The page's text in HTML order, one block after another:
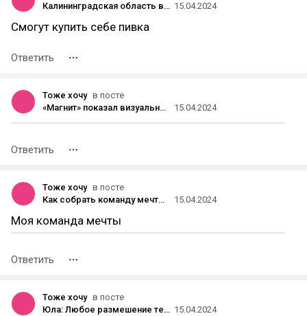
Калининградская область введёт меры поддержки для репатриантов — они смогут разово получить 32 тысячи рублей 15.04.2024
Смогут купить себе пивка
Ответить
Тоже хочу в посте
«Магнит» показал визуальное оформление «Магнит Маркета», который развивают на базе KazanExpress
15.04.2024
Ответить
Тоже хочу в посте
Как собрать команду мечты: 6 типов незаменимых сотрудников для успешного успеха
15.04.2024
Моя команда мечты
Ответить
Тоже хочу в посте
Юла: Любое размешение теперь платное 15.04.2024